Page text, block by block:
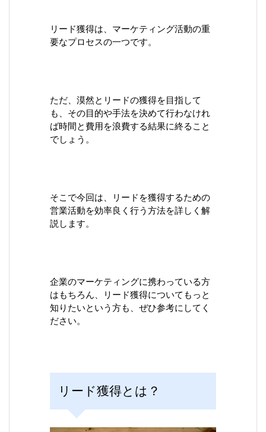
リード獲得は、マーケティング活動の重
要なプロセスの一つです。
ただ、漠然とリードの獲得を目指して
も、その目的や手法を決めて行わなけれ
ば時間と費用を浪費する結果に終ること
でしょう。
そこで今回は、リードを獲得するための
営業活動を効率良く行う方法を詳しく解
説します。
企業のマーケティングに携わっている方
はもちろん、リード獲得についてもっと
知りたいという方も、ぜひ参考にしてく
ださい。
リード獲得とは？